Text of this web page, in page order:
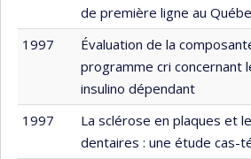
de première ligne au
1997
Évaluation de la
programme cri concernant
insulino dépendant
1997
La sclérose en plaques et
dentaires : une étude cas-